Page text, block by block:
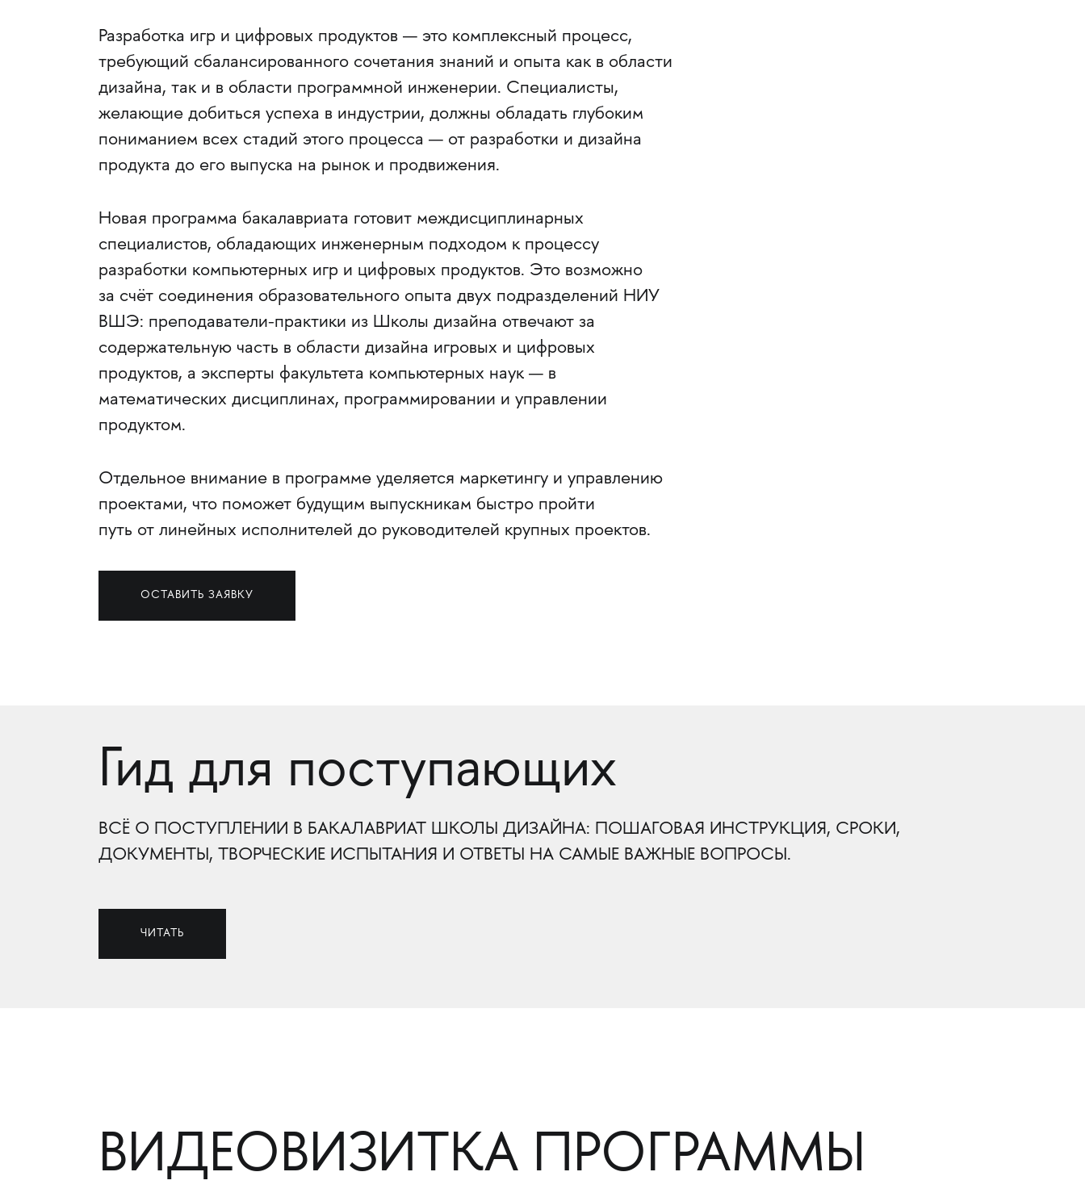
Разработка игр и цифровых продуктов — это комплексный процесс,
требующий сбалансированного сочетания знаний и опыта как в области
дизайна, так и в области программной инженерии. Специалисты,
желающие добиться успеха в индустрии, должны обладать глубоким
пониманием всех стадий этого процесса — от разработки и дизайна
продукта до его выпуска на рынок и продвижения.
Новая программа бакалавриата готовит междисциплинарных
специалистов, обладающих инженерным подходом к процессу
разработки компьютерных игр и цифровых продуктов. Это возможно
за счёт соединения образовательного опыта двух подразделений НИУ
ВШЭ: преподаватели-практики из Школы дизайна отвечают за
содержательную часть в области дизайна игровых и цифровых
продуктов, а эксперты факультета компьютерных наук — в
математических дисциплинах, программировании и управлении
продуктом.
Отдельное внимание в программе уделяется маркетингу и управлению
проектами, что поможет будущим выпускникам быстро пройти
путь от линейных исполнителей до руководителей крупных проектов.
ОСТАВИТЬ ЗАЯВКУ
Гид для поступающих
ВСЁ О ПОСТУПЛЕНИИ В БАКАЛАВРИАТ ШКОЛЫ ДИЗАЙНА: ПОШАГОВАЯ ИНСТРУКЦИЯ, СРОКИ,
ДОКУМЕНТЫ, ТВОРЧЕСКИЕ ИСПЫТАНИЯ И ОТВЕТЫ НА САМЫЕ ВАЖНЫЕ ВОПРОСЫ.
ЧИТАТЬ
ВИДЕОВИЗИТКА ПРОГРАММЫ